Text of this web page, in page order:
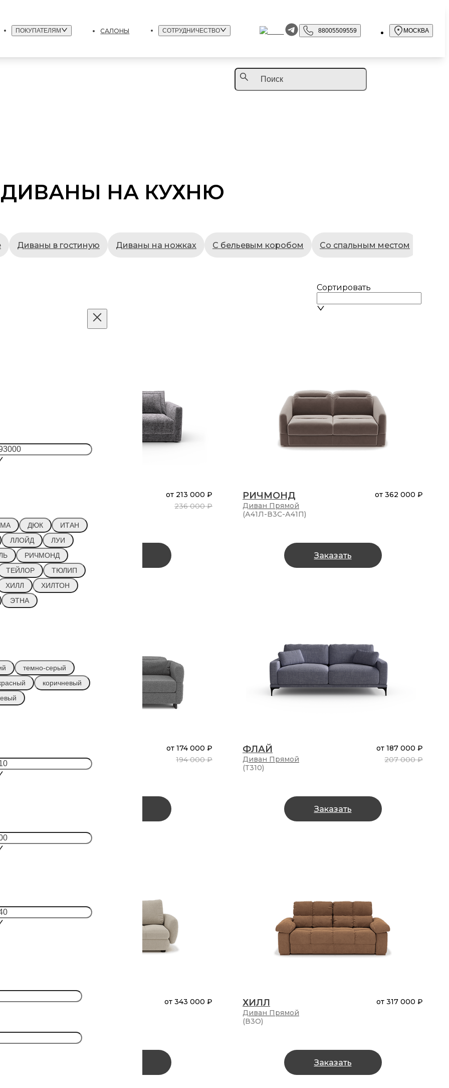
ПОКУПАТЕЛЯМ САЛОНЫ СОТРУДНИЧЕСТВО 88005509559 МОСКВА
ДИВАНЫ НА КУХНЮ
Диваны в гостиную Диваны на ножках С бельевым коробом Со спальным местом
Сортировать
ДЮК
ИТАН
ЛЛОЙД
ЛУИ
РИЧМОНД
ТЕЙЛОР
ТЮЛИП
ХИЛЛ
ХИЛТОН
ЭТНА
темно-серый
коричневый
от 213 000 ₽
236 000 ₽
РИЧМОНД
Диван Прямой
от 362 000 ₽
(А41Л-В3С-А41П)
Заказать
Диван Прямой
от 174 000 ₽
194 000 ₽
(М4Л-В3С-М4П)
ФЛАЙ
Диван Прямой
от 187 000 ₽
207 000 ₽
(Т310)
Заказать
СНОБ от 343 000 ₽ ХИЛЛ
Диван Прямой
от 317 000 ₽
(В3О)
Заказать